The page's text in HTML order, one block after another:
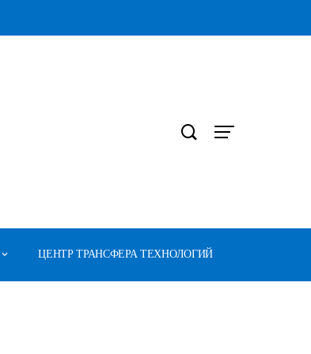
ЦЕНТР ТРАНСФЕРА ТЕХНОЛОГИЙ